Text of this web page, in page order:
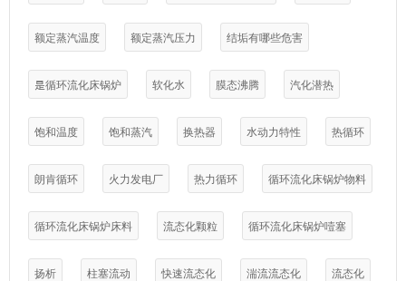
额定蒸汽温度 额定蒸汽压力 结垢有哪些危害
是循环流化床锅炉 软化水 膜态沸腾 汽化潜热
饱和温度 饱和蒸汽 换热器 水动力特性 热循环
朗肯循环 火力发电厂 热力循环 循环流化床锅炉物料
循环流化床锅炉床料 流态化颗粒 循环流化床锅炉噎塞
扬析 柱塞流动 快速流态化 湍流流态化 流态化